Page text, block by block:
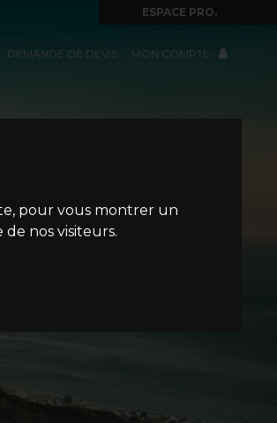
pour vous montrer un
nos visiteurs.
DEMANDE DE DEVIS
ESPACE PRO.
MON COMPTE